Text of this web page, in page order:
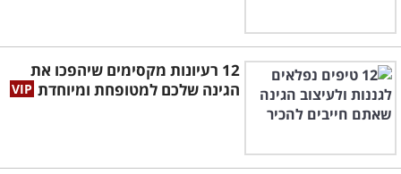
12 רעיונות מקסימים שיהפכו את
הגינה שלכם למטופחת ומיוחדת